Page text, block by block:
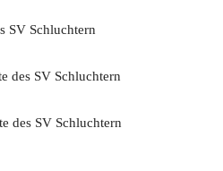
SV Schluchtern
des SV Schluchtern
des SV Schluchtern